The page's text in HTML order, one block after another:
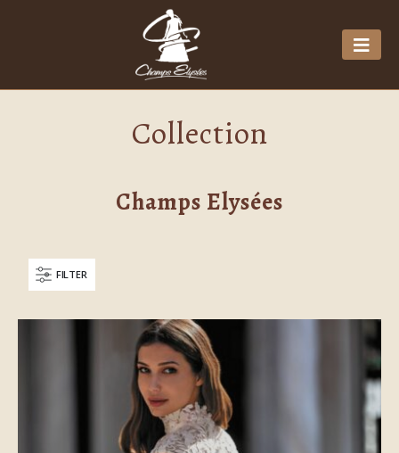
Collection
Champs Elysées
FILTER